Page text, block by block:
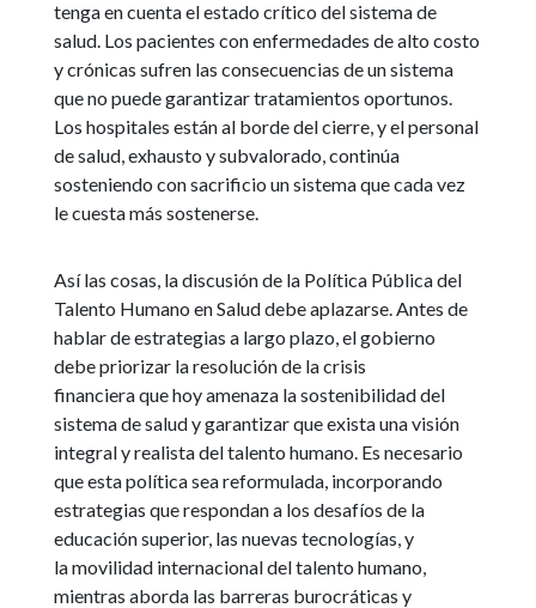
tenga en cuenta el estado crítico del sistema de
salud. Los pacientes con enfermedades de alto costo
y crónicas sufren las consecuencias de un sistema
que no puede garantizar tratamientos oportunos.
Los hospitales están al borde del cierre, y el personal
de salud, exhausto y subvalorado, continúa
sosteniendo con sacrificio un sistema que cada vez
le cuesta más sostenerse.
Así las cosas, la discusión de la Política Pública del
Talento Humano en Salud debe aplazarse. Antes de
hablar de estrategias a largo plazo, el gobierno
debe priorizar la resolución de la crisis
financiera que hoy amenaza la sostenibilidad del
sistema de salud y garantizar que exista una visión
integral y realista del talento humano. Es necesario
que esta política sea reformulada, incorporando
estrategias que respondan a los desafíos de la
educación superior, las nuevas tecnologías, y
la movilidad internacional del talento humano,
mientras aborda las barreras burocráticas y